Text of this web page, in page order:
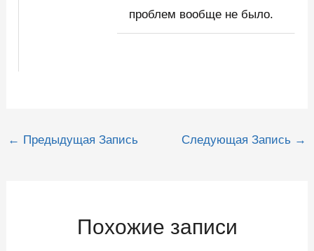
проблем вообще не было.
Навигация
← Предыдущая Запись Следующая Запись →
Похожие записи